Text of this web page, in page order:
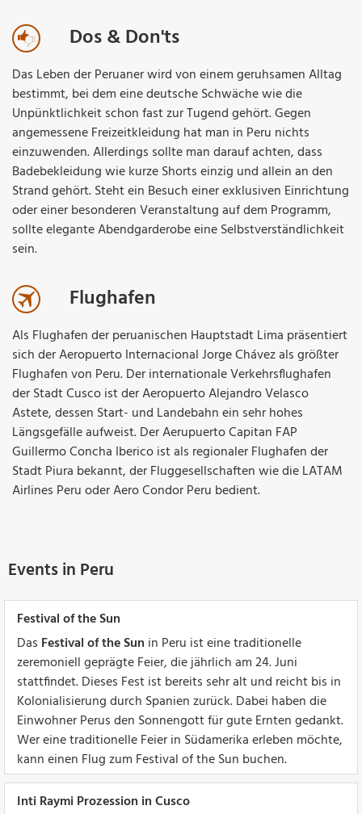
Dos & Don'ts
Das Leben der Peruaner wird von einem geruhsamen Alltag
bestimmt, bei dem eine deutsche Schwäche wie die
Unpünktlichkeit schon fast zur Tugend gehört. Gegen
angemessene Freizeitkleidung hat man in Peru nichts
einzuwenden. Allerdings sollte man darauf achten, dass
Badebekleidung wie kurze Shorts einzig und allein an den
Strand gehört. Steht ein Besuch einer exklusiven Einrichtung
oder einer besonderen Veranstaltung auf dem Programm,
sollte elegante Abendgarderobe eine Selbstverständlichkeit
sein.
Flughafen
Als Flughafen der peruanischen Hauptstadt Lima präsentiert
sich der Aeropuerto Internacional Jorge Chávez als größter
Flughafen von Peru. Der internationale Verkehrsflughafen
der Stadt Cusco ist der Aeropuerto Alejandro Velasco
Astete, dessen Start- und Landebahn ein sehr hohes
Längsgefälle aufweist. Der Aerupuerto Capitan FAP
Guillermo Concha Iberico ist als regionaler Flughafen der
Stadt Piura bekannt, der Fluggesellschaften wie die LATAM
Airlines Peru oder Aero Condor Peru bedient.
Events in Peru
Festival of the Sun
Das Festival of the Sun in Peru ist eine traditionelle
zeremoniell geprägte Feier, die jährlich am 24. Juni
stattfindet. Dieses Fest ist bereits sehr alt und reicht bis in
Kolonialisierung durch Spanien zurück. Dabei haben die
Einwohner Perus den Sonnengott für gute Ernten gedankt.
Wer eine traditionelle Feier in Südamerika erleben möchte,
kann einen Flug zum Festival of the Sun buchen.
Inti Raymi Prozession in Cusco